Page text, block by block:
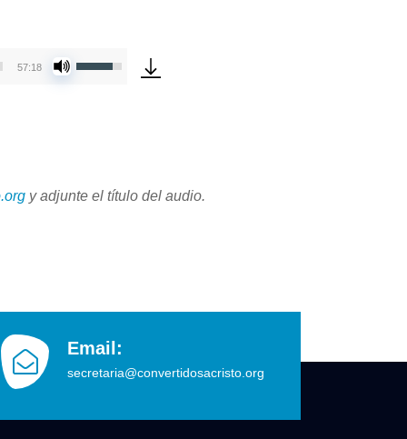
57:18
para
volumen.
y adjunte el título del audio.
Email:
secretaria@convertidosacristo.org